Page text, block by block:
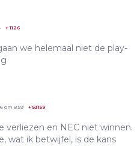
+1126
we helemaal niet de play-
om 8:59 +53159
verliezen en NEC niet winnen.
wat ik betwijfel, is de kans